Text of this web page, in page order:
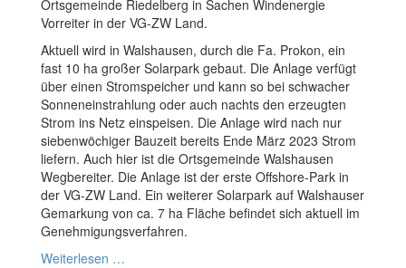
Ortsgemeinde Riedelberg in Sachen Windenergie
Vorreiter in der VG-ZW Land.
Aktuell wird in Walshausen, durch die Fa. Prokon, ein
fast 10 ha großer Solarpark gebaut. Die Anlage verfügt
über einen Stromspeicher und kann so bei schwacher
Sonneneinstrahlung oder auch nachts den erzeugten
Strom ins Netz einspeisen. Die Anlage wird nach nur
siebenwöchiger Bauzeit bereits Ende März 2023 Strom
liefern. Auch hier ist die Ortsgemeinde Walshausen
Wegbereiter. Die Anlage ist der erste Offshore-Park in
der VG-ZW Land. Ein weiterer Solarpark auf Walshauser
Gemarkung von ca. 7 ha Fläche befindet sich aktuell im
Genehmigungsverfahren.
Weiterlesen …